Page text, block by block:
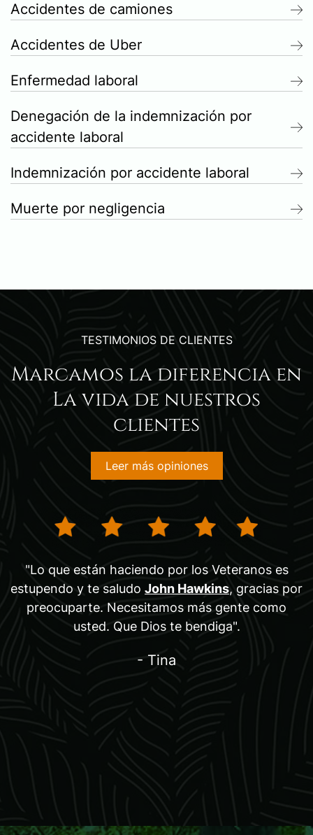
Accidentes de camiones
Accidentes de Uber
Enfermedad laboral
Denegación de la indemnización por
accidente laboral
Indemnización por accidente laboral
Muerte por negligencia
TESTIMONIOS DE CLIENTES
Marcamos la diferencia en
La vida de nuestros
clientes
Leer más opiniones
"Lo que están haciendo por los Veteranos es
estupendo y te saludo John Hawkins, gracias por
preocuparte. Necesitamos más gente como
usted. Que Dios te bendiga".
- Tina